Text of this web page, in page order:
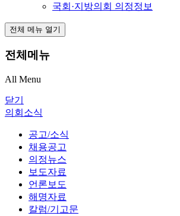
국회·지방의회 의정정보
전체 메뉴 열기
전체메뉴
All Menu
닫기
의회소식
공고/소식
채용공고
의정뉴스
보도자료
언론보도
해명자료
칼럼/기고문